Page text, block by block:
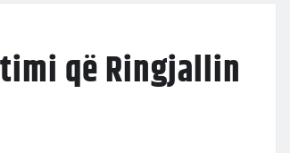
që Ringjallin